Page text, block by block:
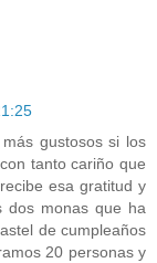
gustosos si los
tanto cariño que
esa gratitud y
dos monas que ha
de cumpleaños
20 personas y